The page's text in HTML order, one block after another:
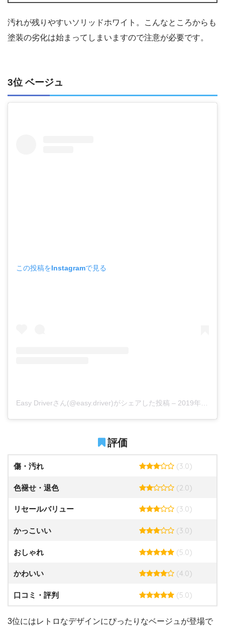
汚れが残りやすいソリッドホワイト。こんなところからも
塗装の劣化は始まってしまいますので注意が必要です。
3位 ベージュ
この投稿をInstagramで見る
Easy Driverさん(@easy.driver)がシェアした投稿 – 2019年 9月月1日午後9時03分PDT
評価
傷・汚れ (3.0)
色褪せ・退色 (2.0)
リセールバリュー (3.0)
かっこいい (3.0)
おしゃれ (5.0)
かわいい (4.0)
口コミ・評判 (5.0)
3位にはレトロなデザインにぴったりなベージュが登場で